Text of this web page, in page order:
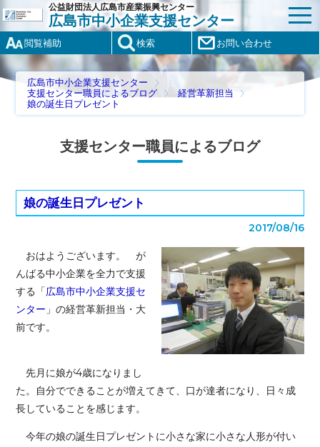
公益財団法人広島市産業振興センター
広島市中小企業支援センター
閲覧補助 検索 お問い合わせ
広島市中小企業支援センター
支援センター職員によるブログ
経営革新担当
娘の誕生日プレゼント
支援センター職員によるブログ
娘の誕生日プレゼント
2017/08/16
おはようございます。 が
んばる中小企業を全力で支援
する「広島市中小企業支援セ
ンター 」の経営革新担当・大
前です。
先月に娘が4歳になりまし
た。自分でできることが増えてきて、口が達者になり、日々成
長していることを感じます。
今年の娘の誕生日プレゼントに小さな家に小さな人形が付い